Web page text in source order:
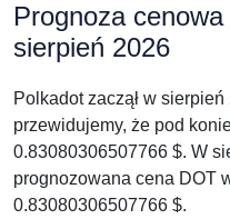
Prognoza
sierpień 2026
Polkadot zaczął w sierpień
przewidujemy, że pod
0.83080306507766 $. W
prognozowana cena DOT
0.83080306507766 $.